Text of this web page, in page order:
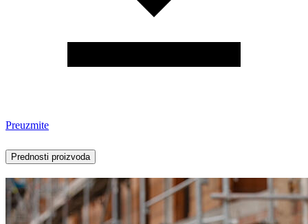
Preuzmite
Prednosti proizvoda